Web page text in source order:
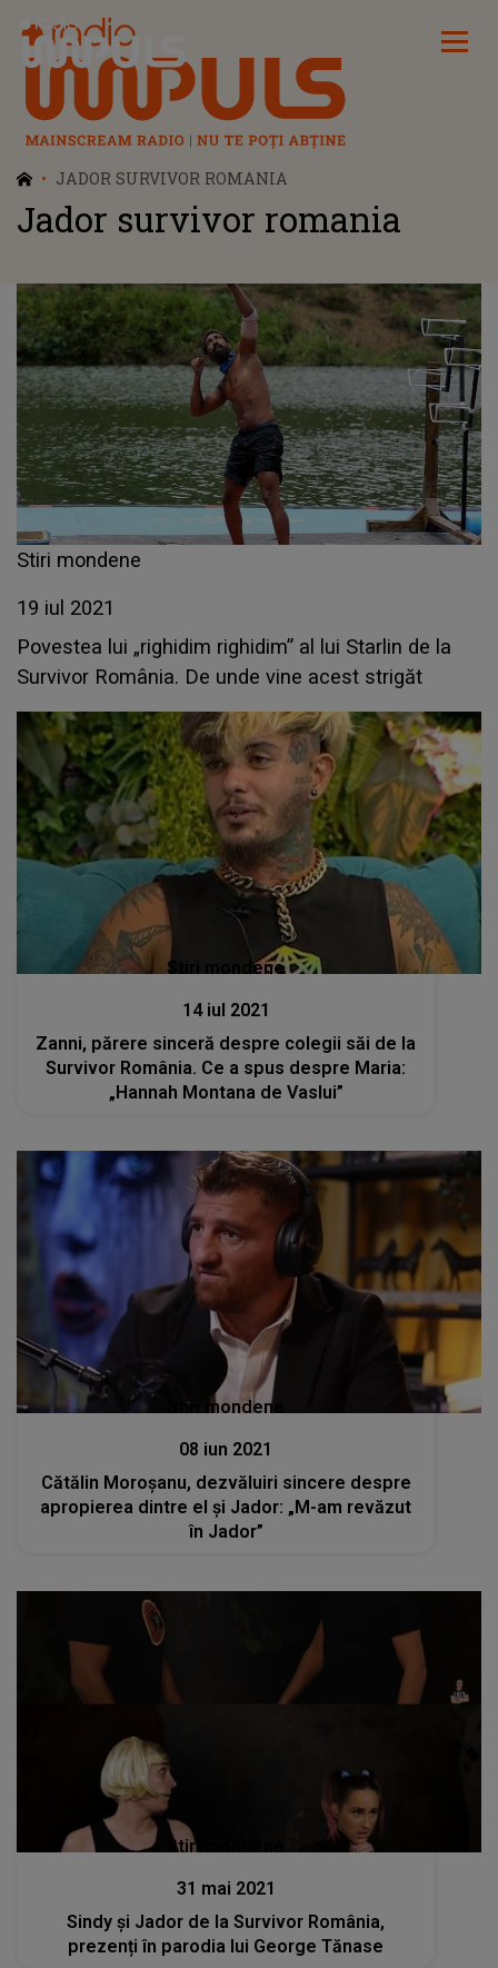
Radio Impuls
JADOR SURVIVOR ROMANIA
Jador survivor romania
Stiri mondene
19 iul 2021
Povestea lui „righidim righidim” al lui Starlin de la
Survivor România. De unde vine acest strigăt
Stiri mondene
14 iul 2021
Zanni, părere sinceră despre colegii săi de la
Survivor România. Ce a spus despre Maria:
„Hannah Montana de Vaslui”
Stiri mondene
08 iun 2021
Cătălin Moroșanu, dezvăluiri sincere despre
apropierea dintre el și Jador: „M-am revăzut
în Jador”
Stiri mondene
31 mai 2021
Sindy şi Jador de la Survivor România,
prezenți în parodia lui George Tănase